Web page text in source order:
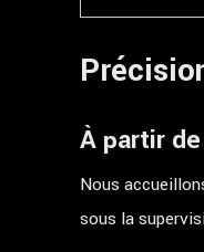
À partir
Nous
sous la